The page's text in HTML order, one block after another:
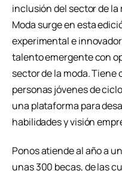
inclusión del sector de la
Moda surge en esta
experimental e
talento emergente con
sector de la moda. Tiene
personas jóvenes de
una plataforma para
habilidades y visión
Ponos atiende al año a
unas 300 becas, de las